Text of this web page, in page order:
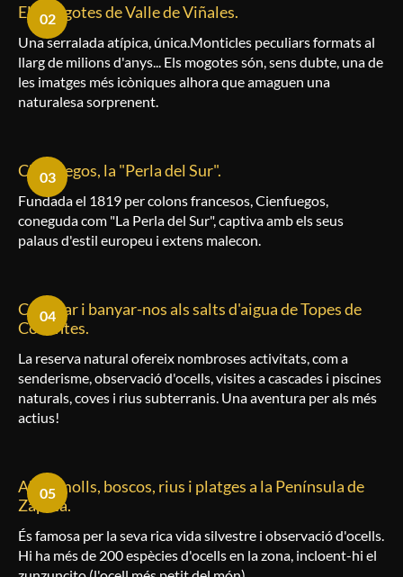
Els mogotes de Valle de Viñales.
02
Una serralada atípica, única.Monticles peculiars formats al
llarg de milions d'anys... Els mogotes són, sens dubte, una de
les imatges més icòniques alhora que amaguen una
naturalesa sorprenent.
Cienfuegos, la "Perla del Sur".
03
Fundada el 1819 per colons francesos, Cienfuegos,
coneguda com "La Perla del Sur", captiva amb els seus
palaus d'estil europeu i extens malecon.
Caminar i banyar-nos als salts d'aigua de Topes de
Collantes.
04
La reserva natural ofereix nombroses activitats, com a
senderisme, observació d'ocells, visites a cascades i piscines
naturals, coves i rius subterranis. Una aventura per als més
actius!
Aiguamolls, boscos, rius i platges a la Península de
Zapata.
05
És famosa per la seva rica vida silvestre i observació d'ocells.
Hi ha més de 200 espècies d'ocells en la zona, incloent-hi el